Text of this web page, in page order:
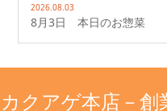
2026.08.03
8月3日 本日のお惣菜
カクアゲ本店－創